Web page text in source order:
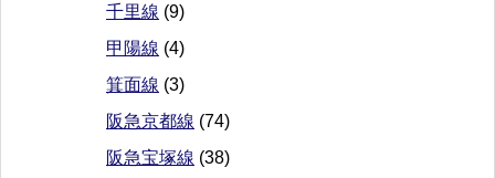
千里線 (9)
甲陽線 (4)
箕面線 (3)
阪急京都線 (74)
阪急宝塚線 (38)